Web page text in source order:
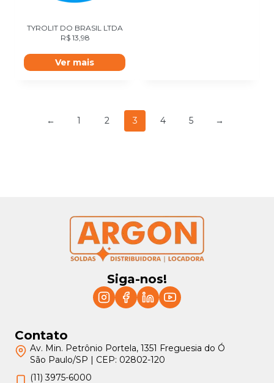
TYROLIT DO BRASIL LTDA
R$13,98
Ver mais
← 1 2 3 4 5 →
Siga-nos!
Contato
Av. Min. Petrônio Portela, 1351 Freguesia do Ó
São Paulo/SP | CEP: 02802-120
(11) 3975-6000